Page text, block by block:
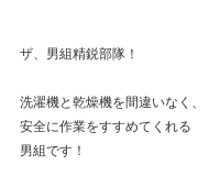
ザ、男組精鋭部隊！
洗濯機と乾燥機を間違いなく、
安全に作業をすすめてくれる
男組です！